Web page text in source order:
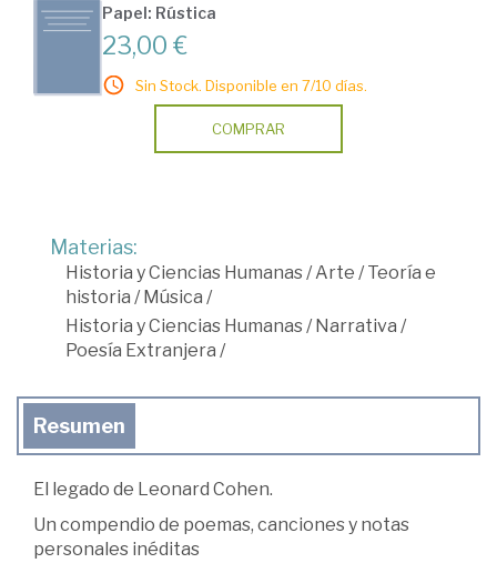
Papel: Rústica
23,00 €
Sin Stock. Disponible en 7/10 días.
COMPRAR
Materias:
Historia y Ciencias Humanas/Arte /Teoría e
historia / Música /
Historia y Ciencias Humanas/ Narrativa /
Poesía Extranjera /
Resumen
El legado de Leonard Cohen.
Un compendio de poemas, canciones y notas
personales inéditas